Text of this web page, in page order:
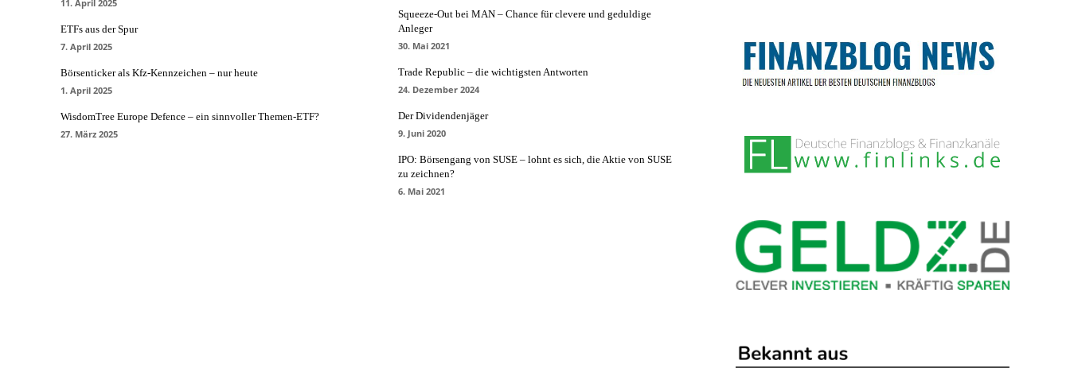
11. April 2025
ETFs aus der Spur
7. April 2025
Börsenticker als Kfz-Kennzeichen – nur heute
1. April 2025
WisdomTree Europe Defence – ein sinnvoller Themen-ETF?
27. März 2025
Squeeze-Out bei MAN – Chance für clevere und geduldige
Anleger
30. Mai 2021
Trade Republic – die wichtigsten Antworten
24. Dezember 2024
Der Dividendenjäger
9. Juni 2020
IPO: Börsengang von SUSE – lohnt es sich, die Aktie von SUSE
zu zeichnen?
6. Mai 2021